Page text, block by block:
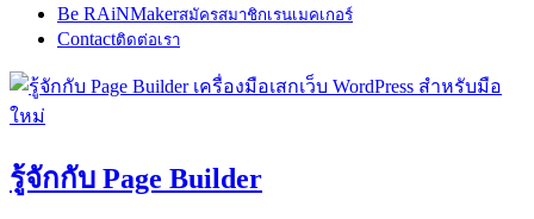
Be RAiNMakerสมัครสมาชิกเรนเมคเกอร์
Contactติดต่อเรา
รู้จักกับ Page Builder